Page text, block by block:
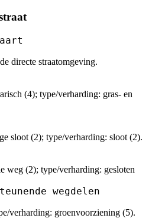
directe straatomgeving.
(4); type/verharding: gras- en
sloot (2); type/verharding: sloot (2).
weg (2); type/verharding: gesloten
wegdelen
verharding: groenvoorziening (5).